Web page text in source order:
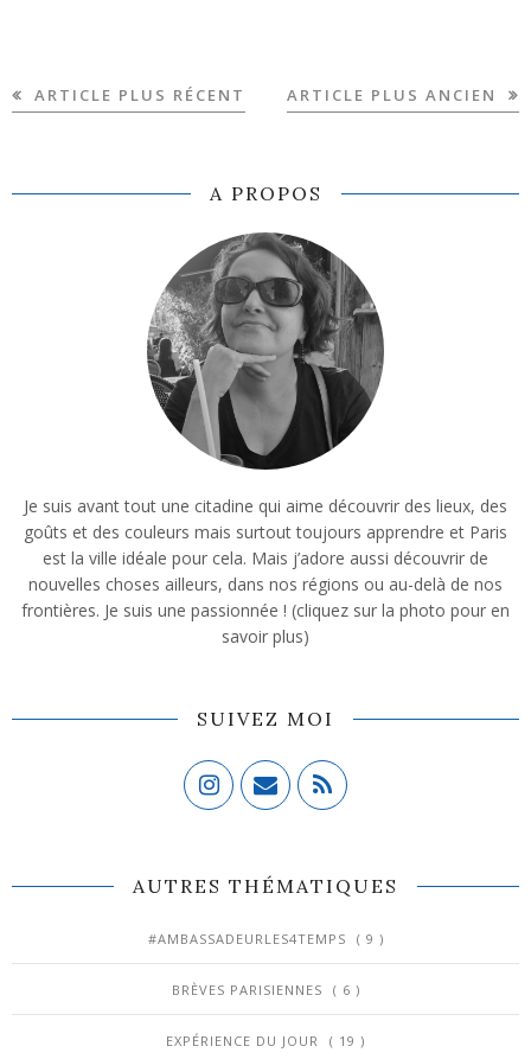
ARTICLE PLUS RÉCENT ARTICLE PLUS ANCIEN
A PROPOS
Je suis avant tout une citadine qui aime découvrir des lieux, des
goûts et des couleurs mais surtout toujours apprendre et Paris
est la ville idéale pour cela. Mais j’adore aussi découvrir de
nouvelles choses ailleurs, dans nos régions ou au-delà de nos
frontières. Je suis une passionnée ! (cliquez sur la photo pour en
savoir plus)
SUIVEZ MOI
AUTRES THÉMATIQUES
#AMBASSADEURLES4TEMPS ( 9 )
BRÈVES PARISIENNES ( 6 )
EXPÉRIENCE DU JOUR ( 19 )